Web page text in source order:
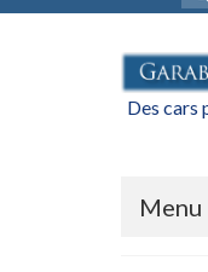
:
Des cars
Menu